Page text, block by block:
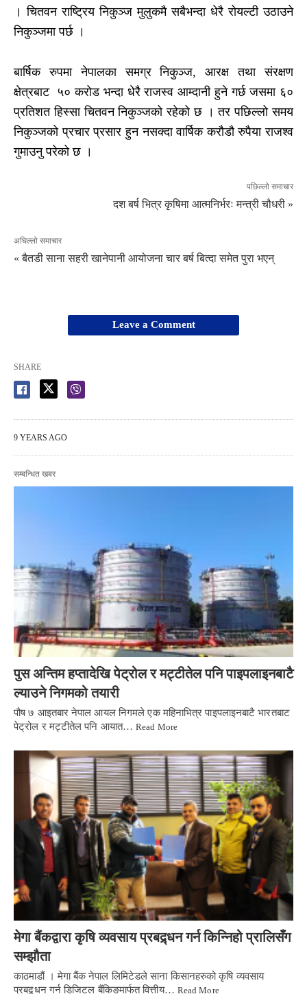
। चितवन राष्ट्रिय निकुञ्ज मुलुकमै सबैभन्दा धेरै रोयल्टी उठाउने
निकुञ्जमा पर्छ ।
बार्षिक रुपमा नेपालका समग्र निकुञ्ज, आरक्ष तथा संरक्षण
क्षेत्रबाट ५० करोड भन्दा धेरै राजस्व आम्दानी हुने गर्छ जसमा ६०
प्रतिशत हिस्सा चितवन निकुञ्जको रहेको छ । तर पछिल्लो समय
निकुञ्जको प्रचार प्रसार हुन नसक्दा वार्षिक करौडौ रुपैया राजश्व
गुमाउनु परेको छ ।
पछिल्लो समाचार
दश बर्ष भित्र कृषिमा आत्मनिर्भरः मन्त्री चौधरी »
अघिल्लो समाचार
« बैतडी साना सहरी खानेपानी आयोजना चार बर्ष बित्दा समेत पुरा भएन्
Leave a Comment
SHARE
9 YEARS AGO
सम्बन्धित खबर
पुस अन्तिम हप्तादेखि पेट्रोल र मट्टीतेल पनि पाइपलाइनबाटै
ल्याउने निगमको तयारी
पौष ७ आइतबार नेपाल आयल निगमले एक महिनाभित्र पाइपलाइनबाटै भारतबाट
पेट्रोल र मट्टीतेल पनि आयात…Read More
मेगा बैंकद्वारा कृषि व्यवसाय प्रबद्र्धन गर्न किन्निहो प्रालिसँग
सम्झौता
काठमाडौं । मेगा बैंक नेपाल लिमिटेडले साना किसानहरुको कृषि व्यवसाय
प्रबद्र्धन गर्न डिजिटल बैंकिङमार्फत वित्तीय… Read More